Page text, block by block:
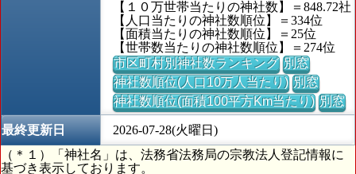
【１０万世帯当たりの神社数】＝848.72社
【人口当たりの神社数順位】＝334位
【面積当たりの神社数順位】＝25位
【世帯数当たりの神社数順位】＝274位
市区町村別神社数ランキング 別窓
神社数順位(人口10万人当たり) 別窓
神社数順位(面積100平方Km当たり) 別窓
最終更新日
2026-07-28(火曜日)
（＊１）「神社名」は、法務省法務局の宗教法人登記情報に
基づき表示しております。